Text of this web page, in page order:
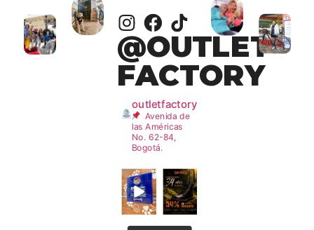
@OUTLET
FACTORY
outletfactory
Avenida de
las Américas
No. 62-84,
Bogotá.